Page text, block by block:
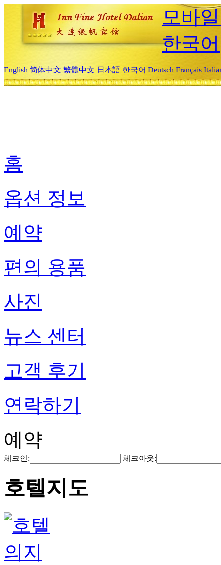
모바
한국어
English 简体中文 繁體中文 日本語 한국어 Deutsch Français
홈
옵션 정보
예약
편의 용품
사진
뉴스 센터
고객 후기
연락하기
예약
체크인: 체크아웃:
호텔지도